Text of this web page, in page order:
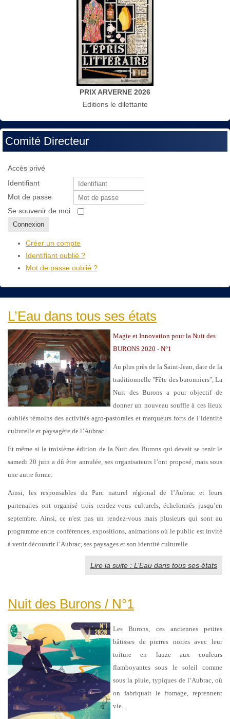
PRIX ARVERNE 2026
Editions le dilettante
Comité Directeur
Accès privé
Identifiant
Mot de passe
Se souvenir de moi
Connexion
Créer un compte
Identifiant oublié ?
Mot de passe oublié ?
L’Eau dans tous ses états
Magie et Innovation pour la Nuit des
BURONS 2020 - N°1
Au plus près de la Saint-Jean, date de la
traditionnelle "Fête des buronniers", La
Nuit des Burons a pour objectif de
donner un nouveau souffle à ces lieux
oubliés témoins des activités agro-pastorales et marqueurs forts de l’identité
culturelle et paysagère de l’Aubrac.
Et même si la troisième édition de la Nuit des Burons qui devait se tenir le
samedi 20 juin a dû être annulée, ses organisateurs l’ont proposé, mais sous
une autre forme.
Ainsi, les responsables du Parc naturel régional de l’Aubrac et leurs
partenaires ont organisé trois rendez-vous culturels, échelonnés jusqu’en
septembre. Ainsi, ce n'est pas un rendez-vous mais plusieurs qui sont au
programme entre conférences, expositions, animations où le public est invité
à venir découvrir l’Aubrac, ses paysages et son identité culturelle.
Lire la suite : L’Eau dans tous ses états
Nuit des Burons / N°1
Les Burons, ces anciennes petites
bâtisses de pierres noires avec leur
toiture en lauze aux couleurs
flamboyantes sous le soleil comme
sous la pluie, typiques de l’Aubrac, où
on fabriquait le fromage, reprennent
vie...